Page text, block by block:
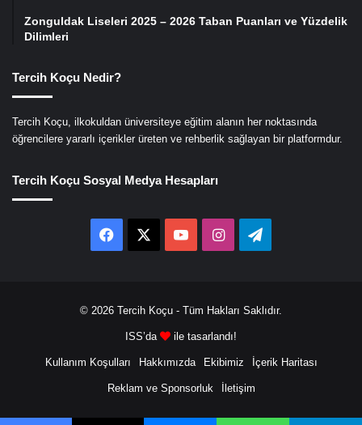
Zonguldak Liseleri 2025 – 2026 Taban Puanları ve Yüzdelik
Dilimleri
Tercih Koçu Nedir?
Tercih Koçu, ilkokuldan üniversiteye eğitim alanın her noktasında
öğrencilere yararlı içerikler üreten ve rehberlik sağlayan bir platformdur.
Tercih Koçu Sosyal Medya Hesapları
Facebook YouTubeInstagramTelegram
© 2026 Tercih Koçu - Tüm Hakları Saklıdır.
ISS’da ile tasarlandı!
Kullanım Koşulları Hakkımızda Ekibimiz İçerik Haritası
Reklam ve Sponsorluk İletişim